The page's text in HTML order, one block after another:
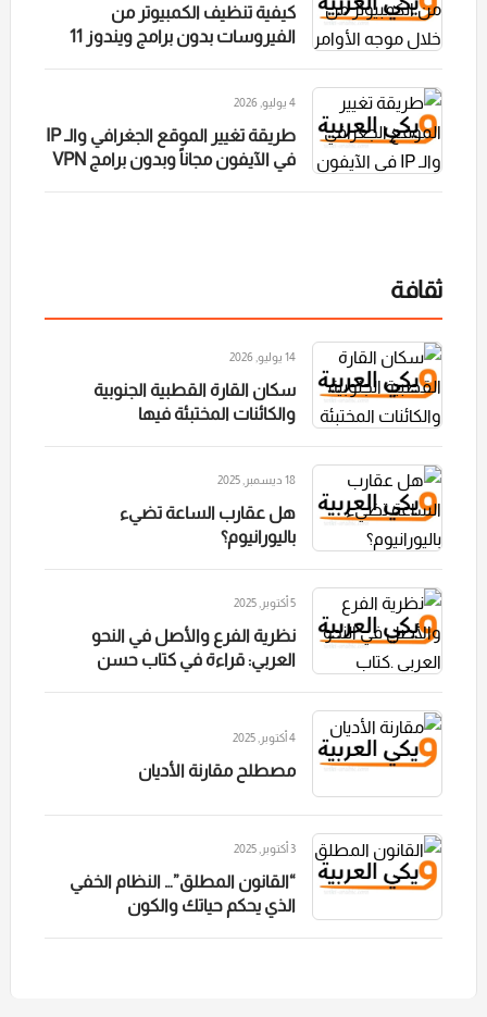
كيفية تنظيف الكمبيوتر من
الفيروسات بدون برامج ويندوز 11
4 يوليو, 2026
طريقة تغيير الموقع الجغرافي والـ IP
في الآيفون مجاناً وبدون برامج VPN
ثقافة
14 يوليو, 2026
سكان القارة القطبية الجنوبية
والكائنات المختبئة فيها
18 ديسمبر, 2025
هل عقارب الساعة تضيء
باليورانيوم؟
5 أكتوبر, 2025
نظرية الفرع والأصل في النحو
العربي: قراءة في كتاب حسن
4 أكتوبر, 2025
مصطلح مقارنة الأديان
3 أكتوبر, 2025
“القانون المطلق”… النظام الخفي
الذي يحكم حياتك والكون